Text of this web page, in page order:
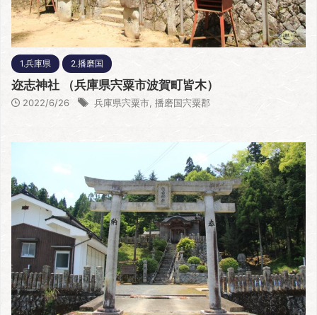
1.兵庫県 2.播磨国
迩志神社 （兵庫県宍粟市波賀町皆木）
2022/6/26 兵庫県宍粟市, 播磨国宍粟郡